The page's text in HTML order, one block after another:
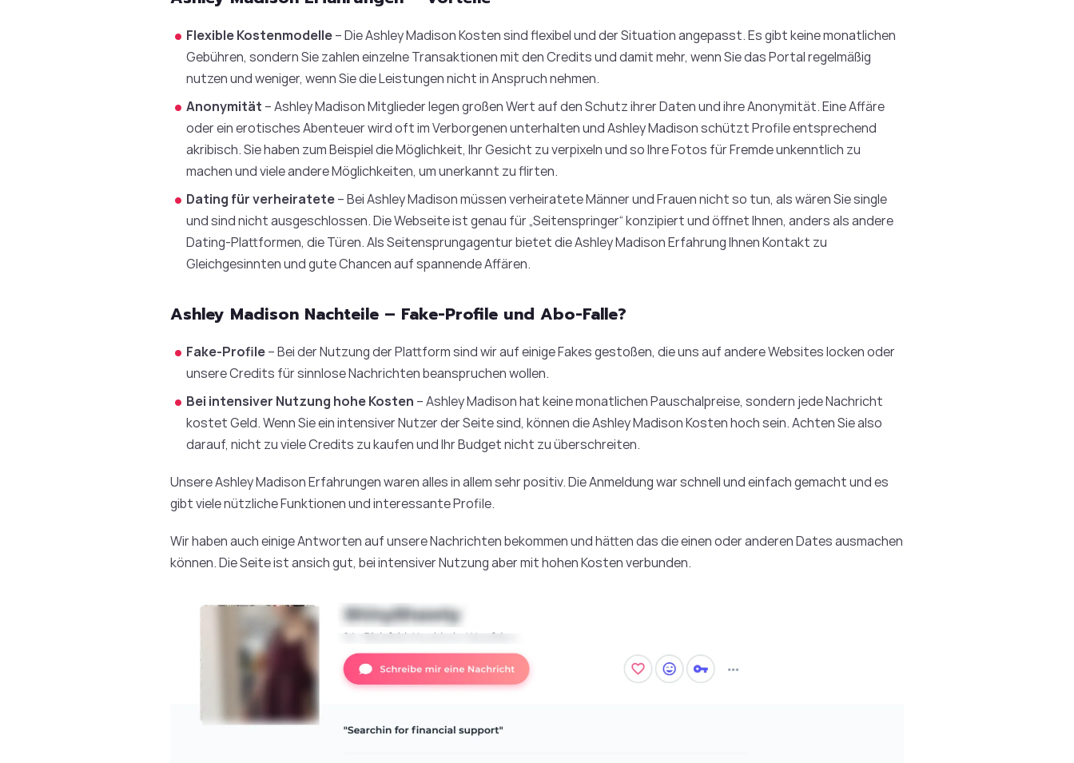
Flexible Kostenmodelle– Die Ashley Madison Kosten sind flexibel und der Situation angepasst. Es gibt keine monatlichen
Gebühren, sondern Sie zahlen einzelne Transaktionen mit den Credits und damit mehr, wenn Sie das Portal regelmäßig
nutzen und weniger, wenn Sie die Leistungen nicht in Anspruch nehmen.
Anonymität – Ashley Madison Mitglieder legen großen Wert auf den Schutz ihrer Daten und ihre Anonymität. Eine Affäre
oder ein erotisches Abenteuer wird oft im Verborgenen unterhalten und Ashley Madison schützt Profile entsprechend
akribisch. Sie haben zum Beispiel die Möglichkeit, Ihr Gesicht zu verpixeln und so Ihre Fotos für Fremde unkenntlich zu
machen und viele andere Möglichkeiten, um unerkannt zu flirten.
Dating für verheiratete– Bei Ashley Madison müssen verheiratete Männer und Frauen nicht so tun, als wären Sie single
und sind nicht ausgeschlossen. Die Webseite ist genau für „Seitenspringer“ konzipiert und öffnet Ihnen, anders als andere
Dating-Plattformen, die Türen. Als Seitensprungagentur bietet die Ashley Madison Erfahrung Ihnen Kontakt zu
Gleichgesinnten und gute Chancen auf spannende Affären.
Ashley Madison Nachteile – Fake-Profile und Abo-Falle?
Fake-Profile– Bei der Nutzung der Plattform sind wir auf einige Fakes gestoßen, die uns auf andere Websites locken oder
unsere Credits für sinnlose Nachrichten beanspruchen wollen.
Bei intensiver Nutzung hohe Kosten – Ashley Madison hat keine monatlichen Pauschalpreise, sondern jede Nachricht
kostet Geld. Wenn Sie ein intensiver Nutzer der Seite sind, können die Ashley Madison Kosten hoch sein. Achten Sie also
darauf, nicht zu viele Credits zu kaufen und Ihr Budget nicht zu überschreiten.
Unsere Ashley Madison Erfahrungen waren alles in allem sehr positiv. Die Anmeldung war schnell und einfach gemacht und es
gibt viele nützliche Funktionen und interessante Profile.
Wir haben auch einige Antworten auf unsere Nachrichten bekommen und hätten das die einen oder anderen Dates ausmachen
können. Die Seite ist ansich gut, bei intensiver Nutzung aber mit hohen Kosten verbunden.